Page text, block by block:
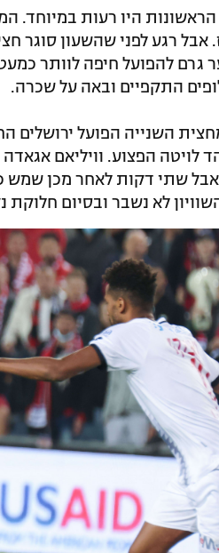
הראשונות היו רעות
אבל רגע לפני שהשעון סוגר
גרם להפועל חיפה לוותר כמעט
התקפיים ובאה על שכרה.
השנייה הפועל ירושלים
לויטה הפצוע. וויליאם
אבל שתי דקות לאחר מכן
לא נשבר ובסיום